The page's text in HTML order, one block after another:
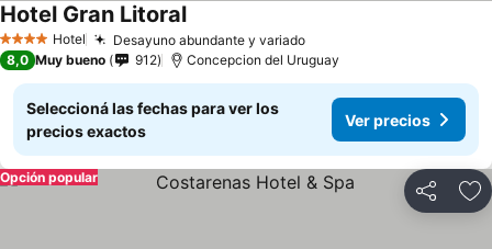
4 EstrellasHotel Desayuno abundante y variado
Hotel Gran Litoral
8,0 Muy bueno 912 Concepcion del Uruguay
Seleccioná las fechas para ver los
precios exactos
Ver precios
Compartir
Opción popular